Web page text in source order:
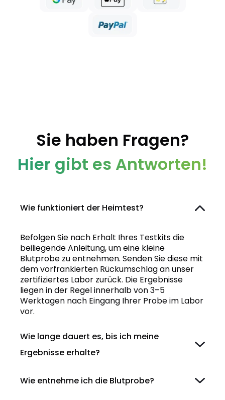
Sie haben Fragen?
Hier gibt es Antworten!
Wie funktioniert der Heimtest?
Befolgen Sie nach Erhalt Ihres Testkits die
beiliegende Anleitung, um eine kleine
Blutprobe zu entnehmen. Senden Sie diese mit
dem vorfrankierten Rückumschlag an unser
zertifiziertes Labor zurück. Die Ergebnisse
liegen in der Regel innerhalb von 3–5
Werktagen nach Eingang Ihrer Probe im Labor
vor.
Wie lange dauert es, bis ich meine
Ergebnisse erhalte?
Wie entnehme ich die Blutprobe?